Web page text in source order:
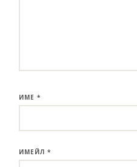
ИМЕ*
ИМЕЙЛ*